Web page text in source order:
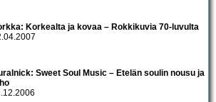
Korkealta ja kovaa – Rokkikuvia 70-luvulta
Sweet Soul Music – Etelän soulin nousu ja